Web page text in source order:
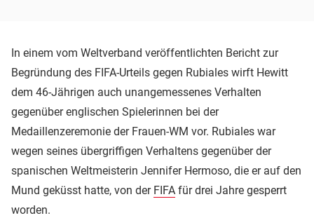
In einem vom Weltverband veröffentlichten Bericht zur
Begründung des FIFA-Urteils gegen Rubiales wirft Hewitt
dem 46-Jährigen auch unangemessenes Verhalten
gegenüber englischen Spielerinnen bei der
Medaillenzeremonie der Frauen-WM vor. Rubiales war
wegen seines übergriffigen Verhaltens gegenüber der
spanischen Weltmeisterin Jennifer Hermoso, die er auf den
Mund geküsst hatte, von der FIFA für drei Jahre gesperrt
worden.